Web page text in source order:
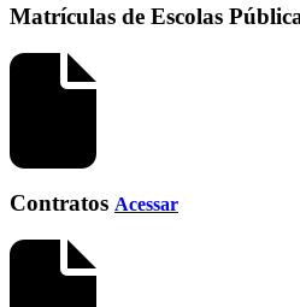
Matrículas de Escolas
Contratos Acessar